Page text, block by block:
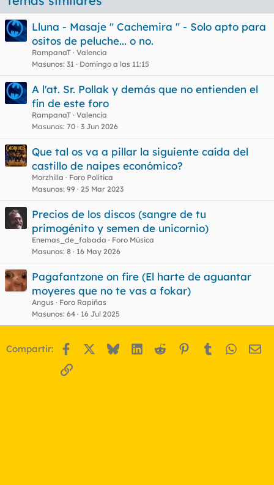
e
t
a
s
Lluna - Masaje " Cachemira " - Solo apto para
ositos de peluche... o no.
RampanaT Valencia
Masunos 31 Domingo a las 11:15
A l'at. Sr. Pollak y demás que no entienden el
fin de este foro
RampanaT Valencia
Masunos 70 3 Jun 2026
Que tal os va a pillar la siguiente caída del
castillo de naipes económico?
Morzhilla
Foro Política
Masunos 99 25 Mar 2023
Precios de los discos (sangre de tu
primogénito y semen de unicornio)
Enemas_de_fabada
Foro Música
Masunos 8 16 May 2026
Pagafantzone on fire (El harte de aguantar
moyeres que no te vas a fokar)
Angus
Foro Rapiñas
Masunos 64 16 Jul 2025
Compartir: Facebook BlueskyLinkedIn
Reddit Pinterest
Tumblr
Enlace